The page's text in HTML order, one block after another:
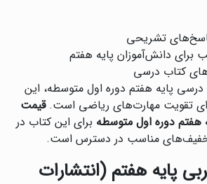
تشریحی
دانش‌آموزان پایه هفتم
کتاب درسی
پایه هفتم دوره اول متوسطه، این
تقویت مهارت‌های ریاضی است.قیمت
دوره اول متوسطه برای این کتاب در
مناسب در دسترس است.
پایه هفتم (انتشارات